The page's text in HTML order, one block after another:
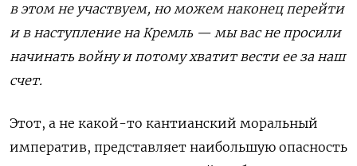
в этом не участвуем, но можем наконец перейти
и в наступление на Кремль — мы вас не просили
начинать войну и потому хватит вести ее за наш
счет.
Этот, а не какой-то кантианский моральный
императив, представляет наибольшую опасность